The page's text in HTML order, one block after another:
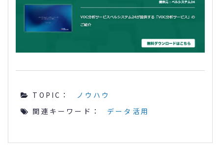
TOPIC：
ノウハウ
関連キーワード：
データ活用